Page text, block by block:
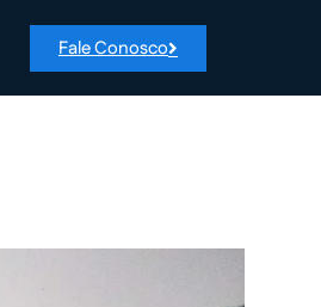
Fale Conosco